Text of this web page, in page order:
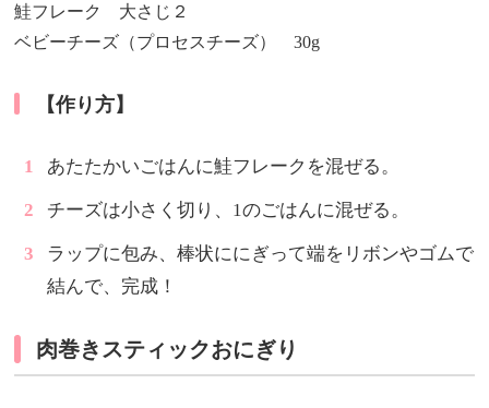
鮭フレーク 大さじ２
ベビーチーズ（プロセスチーズ） 30g
【作り方】
あたたかいごはんに鮭フレークを混ぜる。
チーズは小さく切り、1のごはんに混ぜる。
ラップに包み、棒状ににぎって端をリボンやゴムで
結んで、完成！
肉巻きスティックおにぎり